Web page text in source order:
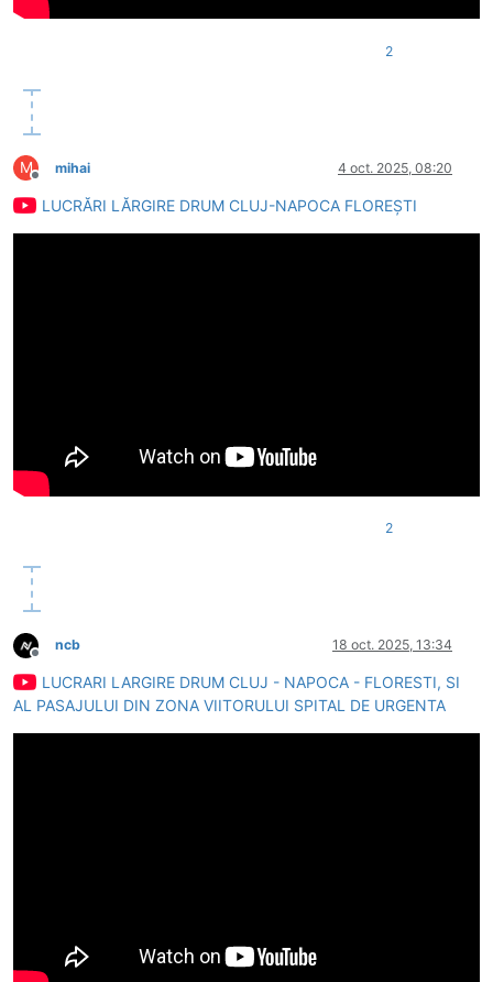
2
M
Deconectat
mihai 4 oct. 2025, 08:20
LUCRĂRI LĂRGIRE DRUM CLUJ-NAPOCA FLOREȘTI
2
Deconectat
ncb 18 oct. 2025, 13:34
LUCRARI LARGIRE DRUM CLUJ - NAPOCA - FLORESTI, SI
AL PASAJULUI DIN ZONA VIITORULUI SPITAL DE URGENTA